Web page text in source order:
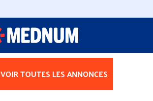
VOIR TOUTES LES ANNONCES